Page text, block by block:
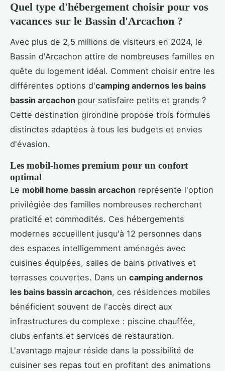
Quel type d'hébergement choisir pour vos
vacances sur le Bassin d'Arcachon ?
Avec plus de 2,5 millions de visiteurs en 2024, le
Bassin d'Arcachon attire de nombreuses familles en
quête du logement idéal. Comment choisir entre les
différentes options d'camping andernos les bains
bassin arcachon pour satisfaire petits et grands ?
Cette destination girondine propose trois formules
distinctes adaptées à tous les budgets et envies
d'évasion.
Les mobil-homes premium pour un confort
optimal
Le mobil home bassin arcachon représente l'option
privilégiée des familles nombreuses recherchant
praticité et commodités. Ces hébergements
modernes accueillent jusqu'à 12 personnes dans
des espaces intelligemment aménagés avec
cuisines équipées, salles de bains privatives et
terrasses couvertes. Dans un camping andernos
les bains bassin arcachon, ces résidences mobiles
bénéficient souvent de l'accès direct aux
infrastructures du complexe : piscine chauffée,
clubs enfants et services de restauration.
L'avantage majeur réside dans la possibilité de
cuisiner ses repas tout en profitant des animations